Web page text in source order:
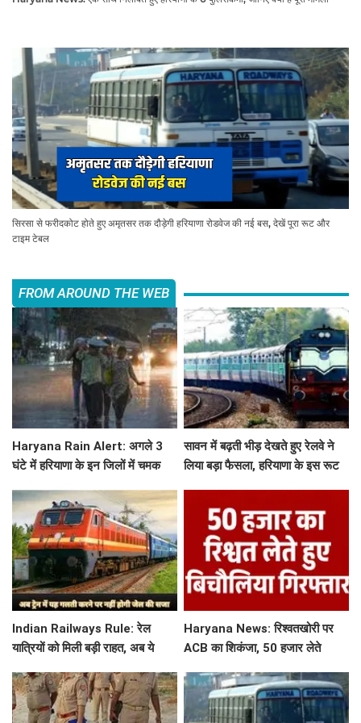
सिरसा से फरीदकोट होते हुए अमृतसर तक दौड़ेगी हरियाणा रोडवेज की नई बस, देखें पूरा रूट और
टाइम टेबल
FROM AROUND THE WEB
Haryana Rain Alert: अगले 3
घंटे में हरियाणा के इन जिलों में चमक
अलर्ट
सावन में बढ़ती भीड़ देखते हुए रेलवे ने
लिया बड़ा फैसला, हरियाणा के इस रूट
Indian Railways Rule: रेल
यात्रियों को मिली बड़ी राहत, अब ये
Haryana News: रिश्वतखोरी पर
ACB का शिकंजा, 50 हजार लेते